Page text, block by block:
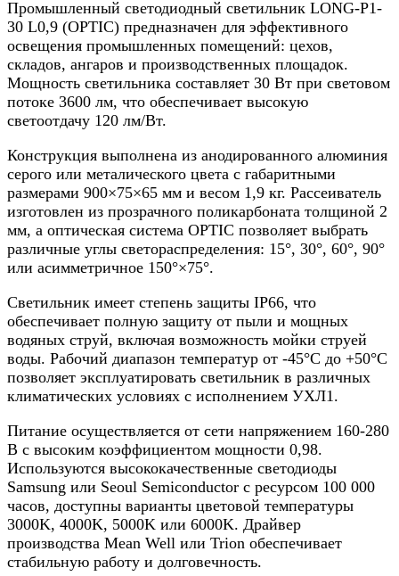
Промышленный светодиодный светильник LONG-P1-
30 L0,9 (OPTIC) предназначен для эффективного
освещения промышленных помещений: цехов,
складов, ангаров и производственных площадок.
Мощность светильника составляет 30 Вт при световом
потоке 3600 лм, что обеспечивает высокую
светоотдачу 120 лм/Вт.
Конструкция выполнена из анодированного алюминия
серого или металического цвета с габаритными
размерами 900×75×65 мм и весом 1,9 кг. Рассеиватель
изготовлен из прозрачного поликарбоната толщиной 2
мм, а оптическая система OPTIC позволяет выбрать
различные углы светораспределения: 15°, 30°, 60°, 90°
или асимметричное 150°×75°.
Светильник имеет степень защиты IP66, что
обеспечивает полную защиту от пыли и мощных
водяных струй, включая возможность мойки струей
воды. Рабочий диапазон температур от -45°C до +50°C
позволяет эксплуатировать светильник в различных
климатических условиях с исполнением УХЛ1.
Питание осуществляется от сети напряжением 160-280
В с высоким коэффициентом мощности 0,98.
Используются высококачественные светодиоды
Samsung или Seoul Semiconductor с ресурсом 100 000
часов, доступны варианты цветовой температуры
3000K, 4000K, 5000K или 6000K. Драйвер
производства Mean Well или Trion обеспечивает
стабильную работу и долговечность.